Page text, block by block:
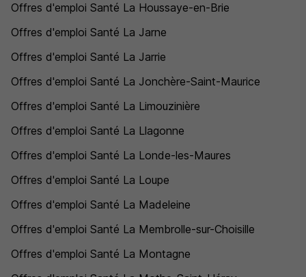
Offres d'emploi Santé La Houssaye-en-Brie
Offres d'emploi Santé La Jarne
Offres d'emploi Santé La Jarrie
Offres d'emploi Santé La Jonchère-Saint-Maurice
Offres d'emploi Santé La Limouzinière
Offres d'emploi Santé La Llagonne
Offres d'emploi Santé La Londe-les-Maures
Offres d'emploi Santé La Loupe
Offres d'emploi Santé La Madeleine
Offres d'emploi Santé La Membrolle-sur-Choisille
Offres d'emploi Santé La Montagne